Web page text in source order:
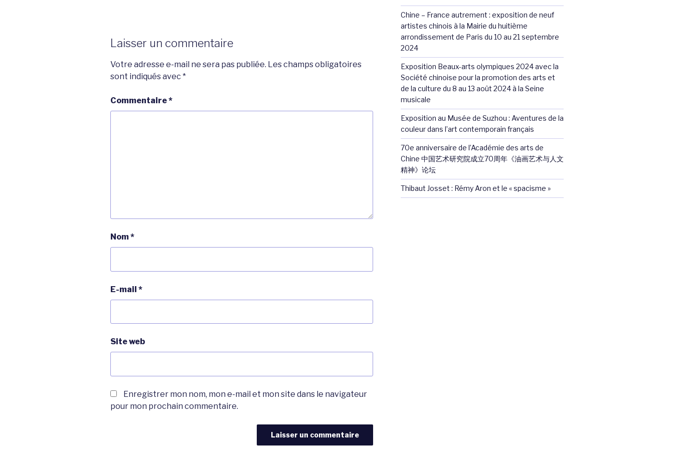
Laisser un commentaire
Votre adresse e-mail ne sera pas publiée. Les champs obligatoires
sont indiqués avec *
Commentaire*
Nom*
E-mail *
Site web
Enregistrer mon nom, mon e-mail et mon site dans le navigateur
pour mon prochain commentaire.
Chine – France autrement : exposition de neuf
artistes chinois à la Mairie du huitième
arrondissement de Paris du 10 au 21 septembre
2024
Exposition Beaux-arts olympiques 2024 avec la
Société chinoise pour la promotion des arts et
de la culture du 8 au 13 août 2024 à la Seine
musicale
Exposition au Musée de Suzhou : Aventures de la
couleur dans l’art contemporain français
70e anniversaire de l’Académie des arts de
Chine 中国艺术研究院成立70周年《油画艺术与人文
精神》论坛
Thibaut Josset : Rémy Aron et le « spacisme »